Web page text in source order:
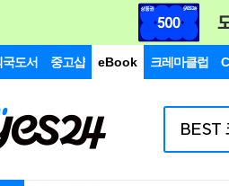
국도서 중고샵 eBook 크레마클럽